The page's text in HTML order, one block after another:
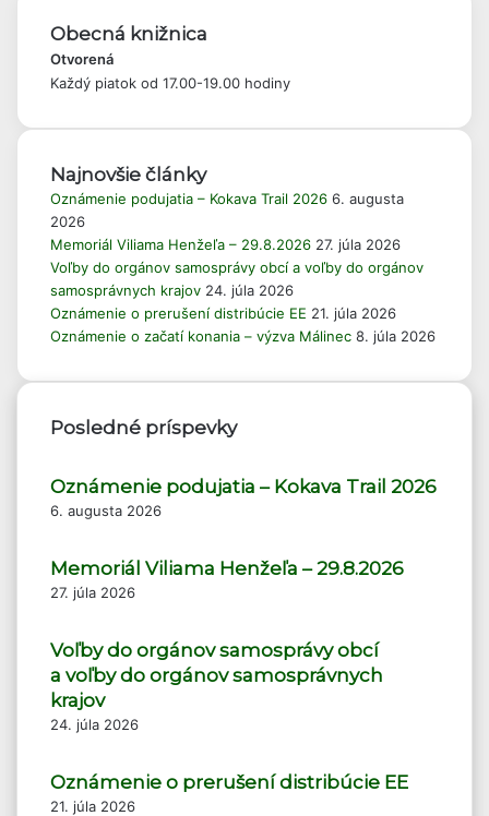
Obecná knižnica
Otvorená
Každý piatok od 17.00-19.00 hodiny
Najnovšie články
Oznámenie podujatia – Kokava Trail 2026 6. augusta
2026
Memoriál Viliama Henžeľa – 29.8.2026 27. júla 2026
Voľby do orgánov samosprávy obcí a voľby do orgánov
samosprávnych krajov 24. júla 2026
Oznámenie o prerušení distribúcie EE 21. júla 2026
Oznámenie o začatí konania – výzva Málinec 8. júla 2026
Posledné príspevky
Oznámenie podujatia – Kokava Trail 2026
6. augusta 2026
Memoriál Viliama Henžeľa – 29.8.2026
27. júla 2026
Voľby do orgánov samosprávy obcí
a voľby do orgánov samosprávnych
krajov
24. júla 2026
Oznámenie o prerušení distribúcie EE
21. júla 2026